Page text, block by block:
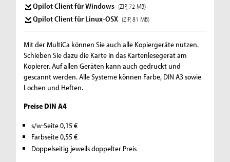
Qpilot Client für Windows (ZIP, 72 MB)
Qpilot Client für Linux-OSX (ZIP, 81 MB)
Mit der MultiCa können Sie auch alle Kopiergeräte nutzen.
Schieben Sie dazu die Karte in das Kartenlesegerät am
Kopierer. Auf allen Geräten kann auch gedruckt und
gescannt werden. Alle Systeme können Farbe, DIN A3 sowie
Lochen und Heften.
Preise DIN A4
s/w-Seite 0,15 €
Farbseite 0,55 €
Doppelseitig jeweils doppelter Preis